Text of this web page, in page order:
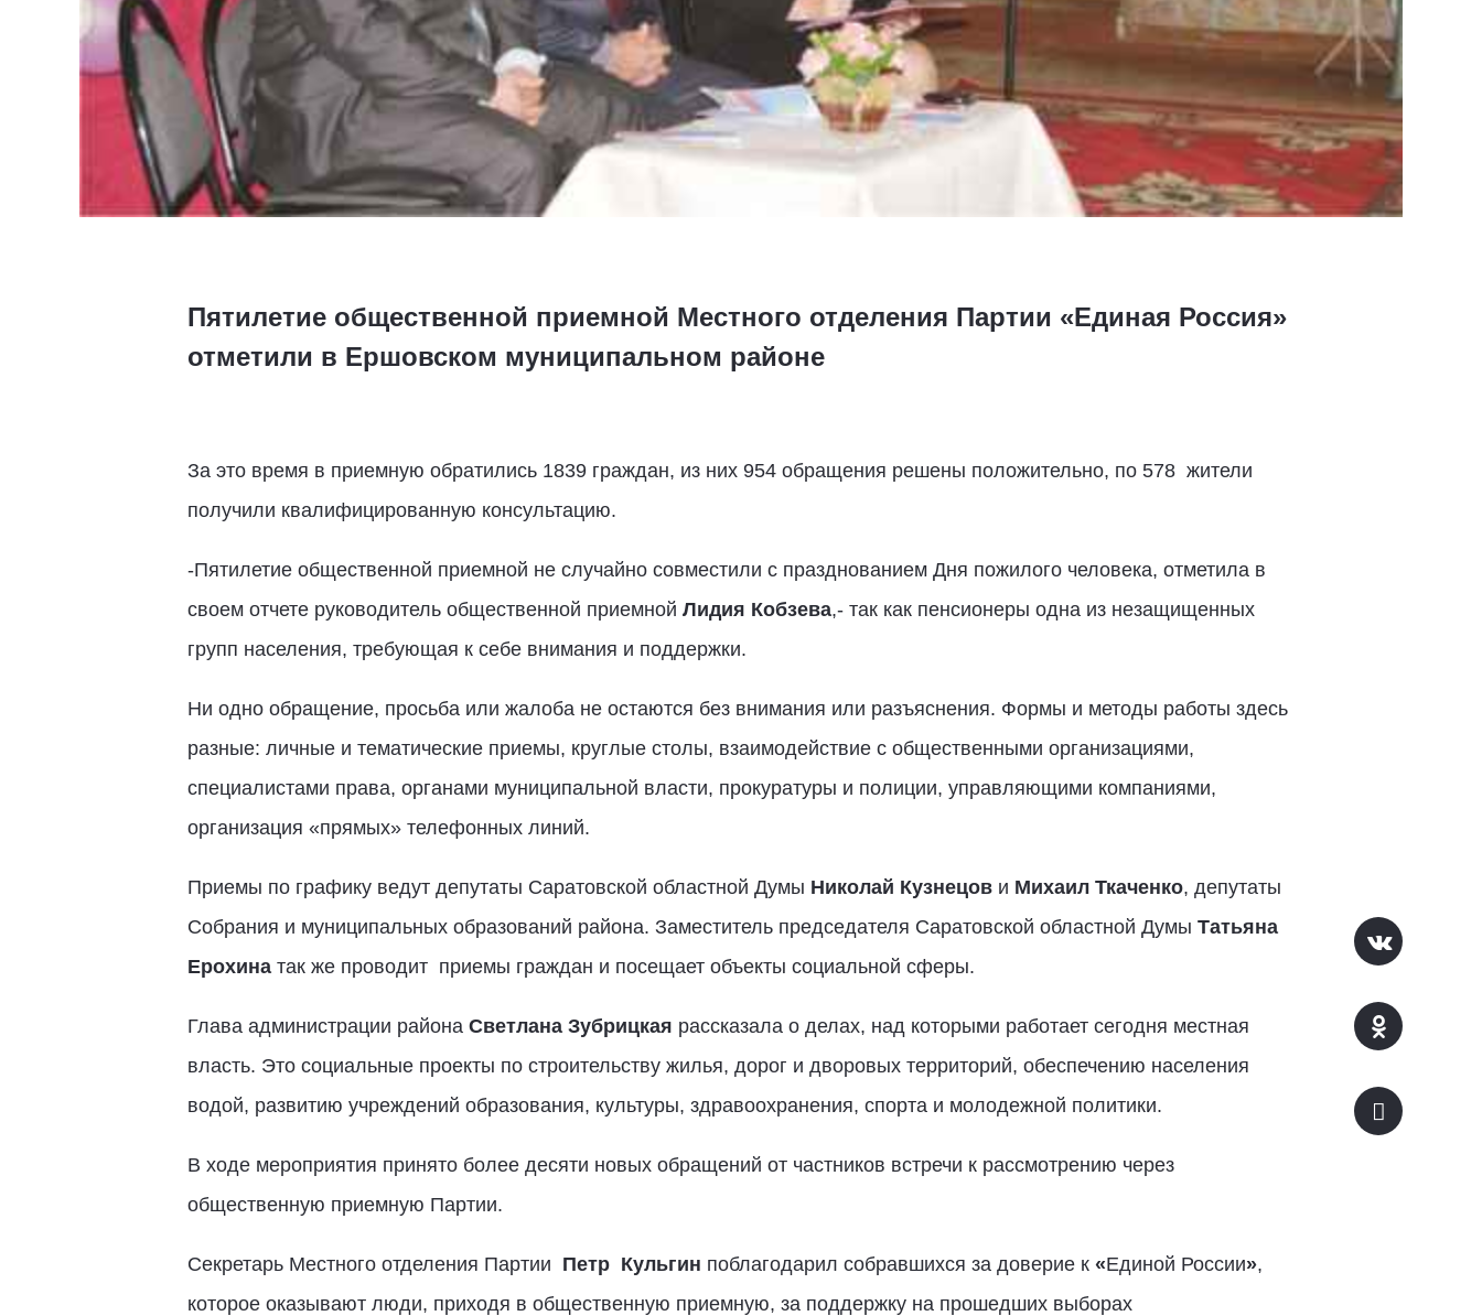
Пятилетие общественной приемной Местного отделения Партии «Единая Россия»
отметили в Ершовском муниципальном районе
За это время в приемную обратились 1839 граждан, из них 954 обращения решены положительно, по 578 жители
получили квалифицированную консультацию.
-Пятилетие общественной приемной не случайно совместили с празднованием Дня пожилого человека, отметила в
своем отчете руководитель общественной приемной Лидия Кобзева,- так как пенсионеры одна из незащищенных
групп населения, требующая к себе внимания и поддержки.
Ни одно обращение, просьба или жалоба не остаются без внимания или разъяснения. Формы и методы работы здесь
разные: личные и тематические приемы, круглые столы, взаимодействие с общественными организациями,
специалистами права, органами муниципальной власти, прокуратуры и полиции, управляющими компаниями,
организация «прямых» телефонных линий.
Приемы по графику ведут депутаты Саратовской областной Думы Николай Кузнецов и Михаил Ткаченко, депутаты
Собрания и муниципальных образований района. Заместитель председателя Саратовской областной Думы Татьяна
Ерохина так же проводит приемы граждан и посещает объекты социальной сферы.
Глава администрации района Светлана Зубрицкая рассказала о делах, над которыми работает сегодня местная
власть. Это социальные проекты по строительству жилья, дорог и дворовых территорий, обеспечению населения
водой, развитию учреждений образования, культуры, здравоохранения, спорта и молодежной политики.
В ходе мероприятия принято более десяти новых обращений от частников встречи к рассмотрению через
общественную приемную Партии.
Секретарь Местного отделения Партии Петр Кульгин поблагодарил собравшихся за доверие к «Единой России»,
которое оказывают люди, приходя в общественную приемную, за поддержку на прошедших выборах